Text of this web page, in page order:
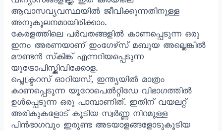
ആവാസവ്യവസ്ഥയിൽ ജീവിക്കുന്നതിനുള്ള
അനുകൂലനമായിരിക്കാം.
കേരളത്തിലെ പർവതങ്ങളിൽ കാണപ്പെടുന്ന ഒരു
ഇനം അരണയാണ് ഇംഗേഴ്‌സ് മബുയ അല്ലെങ്കിൽ
മൗണ്ടൻ സ്‌കിങ്ക് എന്നറിയപ്പെടുന്ന
യൂട്രോപിസ്ക്ലിവിക്കോള.
പ്ലെക്ട്രറസ് ഓറിയസ്, ഇന്ത്യയിൽ മാത്രം
കാണപ്പെടുന്ന യൂറോപെൽറ്റിഡേ വിഭാഗത്തിൽ
ഉൾപ്പെടുന്ന ഒരു പാമ്പാണിത്. ഇതിന് വയലറ്റ്
അരികുകളോട് കൂടിയ സ്വർണ്ണ നിറമുള്ള
പിൻഭാഗവും ഇരുണ്ട അടയാളങ്ങളോടുകൂടിയ